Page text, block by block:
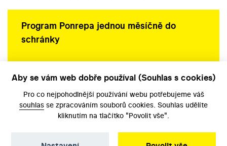
Program Ponrepa jednou měsíčně do
schránky
Aby se vám web dobře používal (Souhlas s cookies)
Pro co nejpohodlnější používání webu potřebujeme váš
souhlas se zpracováním souborů cookies. Souhlas udělíte
kliknutím na tlačítko "Povolit vše".